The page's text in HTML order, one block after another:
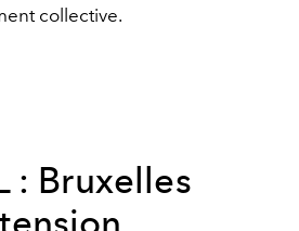
collective.
: Bruxelles